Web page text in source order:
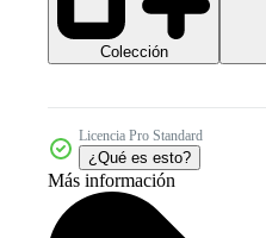
Colección
Licencia Pro Standard
¿Qué es esto?
Más información